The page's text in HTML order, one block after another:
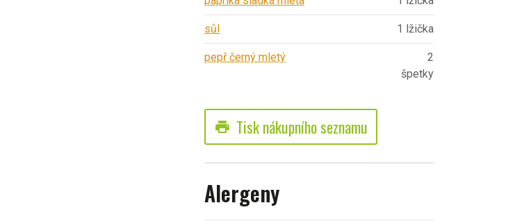
sůl 1 lžička
pepř černý mletý
2
špetky
print Tisk nákupního seznamu
Alergeny